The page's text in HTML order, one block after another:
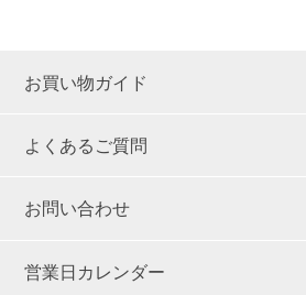
お買い物ガイド
よくあるご質問
お問い合わせ
営業日カレンダー